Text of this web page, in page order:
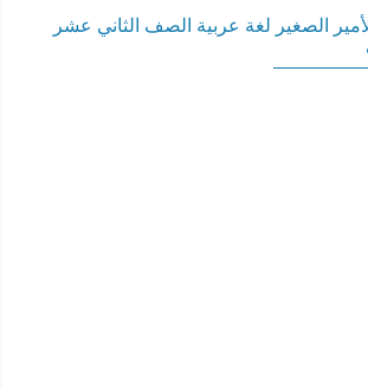
الصغير لغة عربية الصف الثاني عشر